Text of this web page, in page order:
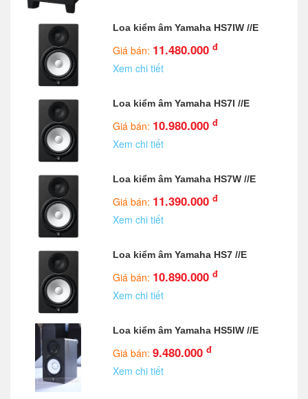
Loa kiểm âm Yamaha HS7IW //E
Giá bán: 11.480.000đ
Xem chi tiết
Loa kiểm âm Yamaha HS7I //E
Giá bán: 10.980.000đ
Xem chi tiết
Loa kiểm âm Yamaha HS7W //E
Giá bán: 11.390.000đ
Xem chi tiết
Loa kiểm âm Yamaha HS7 //E
Giá bán: 10.890.000đ
Xem chi tiết
Loa kiểm âm Yamaha HS5IW //E
Giá bán:9.480.000đ
Xem chi tiết